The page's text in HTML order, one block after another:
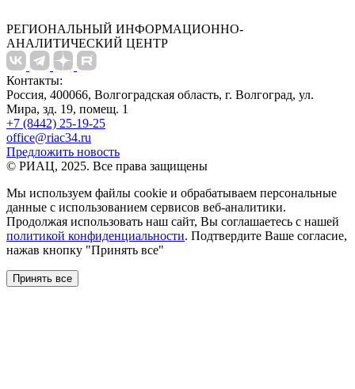
РЕГИОНАЛЬНЫЙ ИНФОРМАЦИОННО-
АНАЛИТИЧЕСКИЙ ЦЕНТР
Контакты:
Россия, 400066, Волгоградская область, г. Волгоград, ул.
Мира, зд. 19, помещ. 1
+7 (8442) 25-19-25
office@riac34.ru
Предложить новость
© РИАЦ, 2025. Все права защищены
Мы используем файлы сookie и обрабатываем персональные
данные с использованием сервисов веб-аналитики.
Продолжая использовать наш сайт, Вы соглашаетесь с нашей
политикой конфиденциальности. Подтвердите Ваше согласие,
нажав кнопку "Принять все"
Принять все